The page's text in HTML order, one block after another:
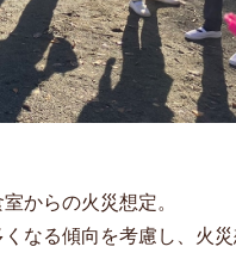
からの火災想定。
なる傾向を考慮し、火